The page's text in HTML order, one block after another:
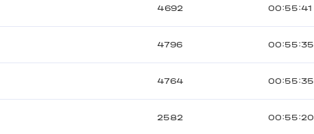
4692 00:55:41
4796 00:55:35
4764 00:55:35
2582 00:55:20